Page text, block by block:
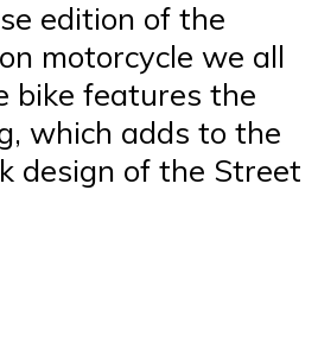
edition of the
motorcycle we all
bike features the
which adds to the
design of the Street